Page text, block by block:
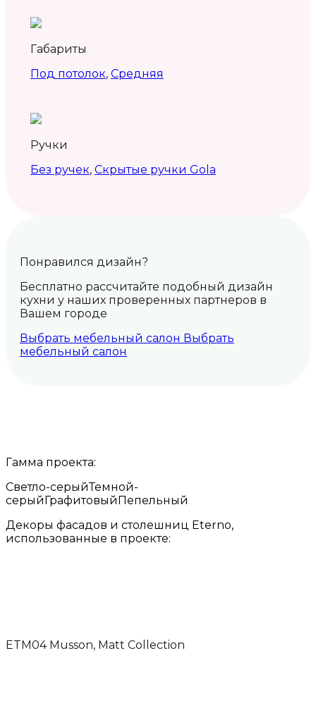
Габариты
Под потолок, Средняя
Ручки
Без ручек, Скрытые ручки Gola
Понравился дизайн?
Бесплатно рассчитайте подобный дизайн
кухни у наших проверенных партнеров в
Вашем городе
Выбрать мебельный салон Выбрать
мебельный салон
Гамма проекта:
Светло-серыйТемной-
серыйГрафитовыйПепельный
Декоры фасадов и столешниц Eterno,
использованные в проекте:
ETM04 Musson, Matt Collection